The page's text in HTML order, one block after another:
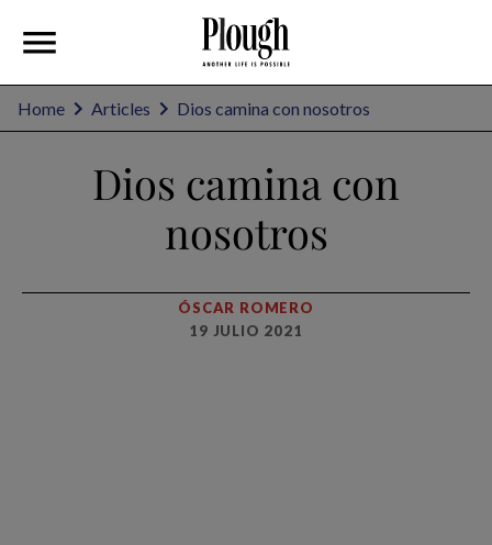
Home Articles Dios camina con nosotros
Dios camina con
nosotros
ÓSCAR ROMERO
19 JULIO 2021